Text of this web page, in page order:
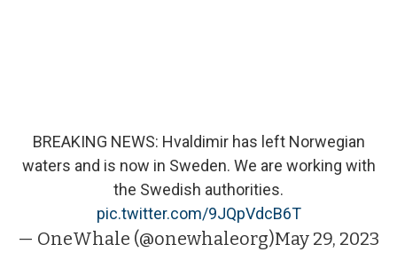
BREAKING NEWS: Hvaldimir has left Norwegian
waters and is now in Sweden. We are working with
the Swedish authorities.
pic.twitter.com/9JQpVdcB6T
— OneWhale (@onewhaleorg)May 29, 2023